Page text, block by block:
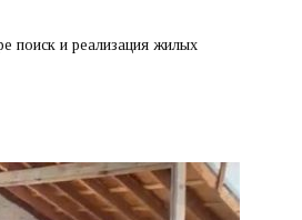
поиск и реализация жилых